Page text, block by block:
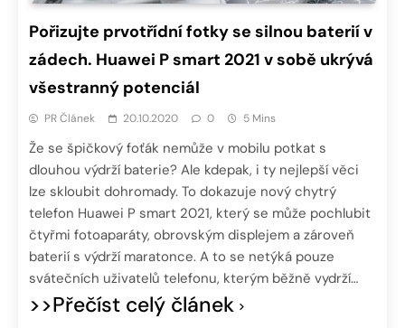
Pořizujte prvotřídní fotky se silnou baterií v
zádech. Huawei P smart 2021 v sobě ukrývá
všestranný potenciál
PR Článek 20.10.2020 0 5 Mins
Že se špičkový foťák nemůže v mobilu potkat s
dlouhou výdrží baterie? Ale kdepak, i ty nejlepší věci
lze skloubit dohromady. To dokazuje nový chytrý
telefon Huawei P smart 2021, který se může pochlubit
čtyřmi fotoaparáty, obrovským displejem a zároveň
baterií s výdrží maratonce. A to se netýká pouze
svátečních uživatelů telefonu, kterým běžně vydrží…
>>Přečíst celý článek